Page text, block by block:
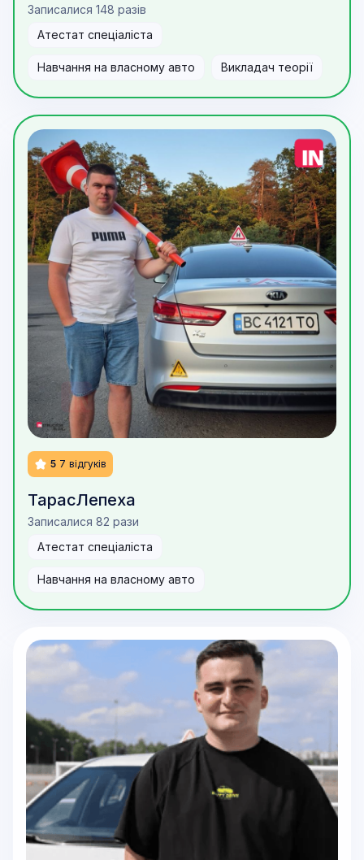
Записалися 148 разів
Атестат спеціаліста
Навчання на власному авто Викладач теорії
5 7 відгуків
ТарасЛепеха
Записалися 82 рази
Атестат спеціаліста
Навчання на власному авто